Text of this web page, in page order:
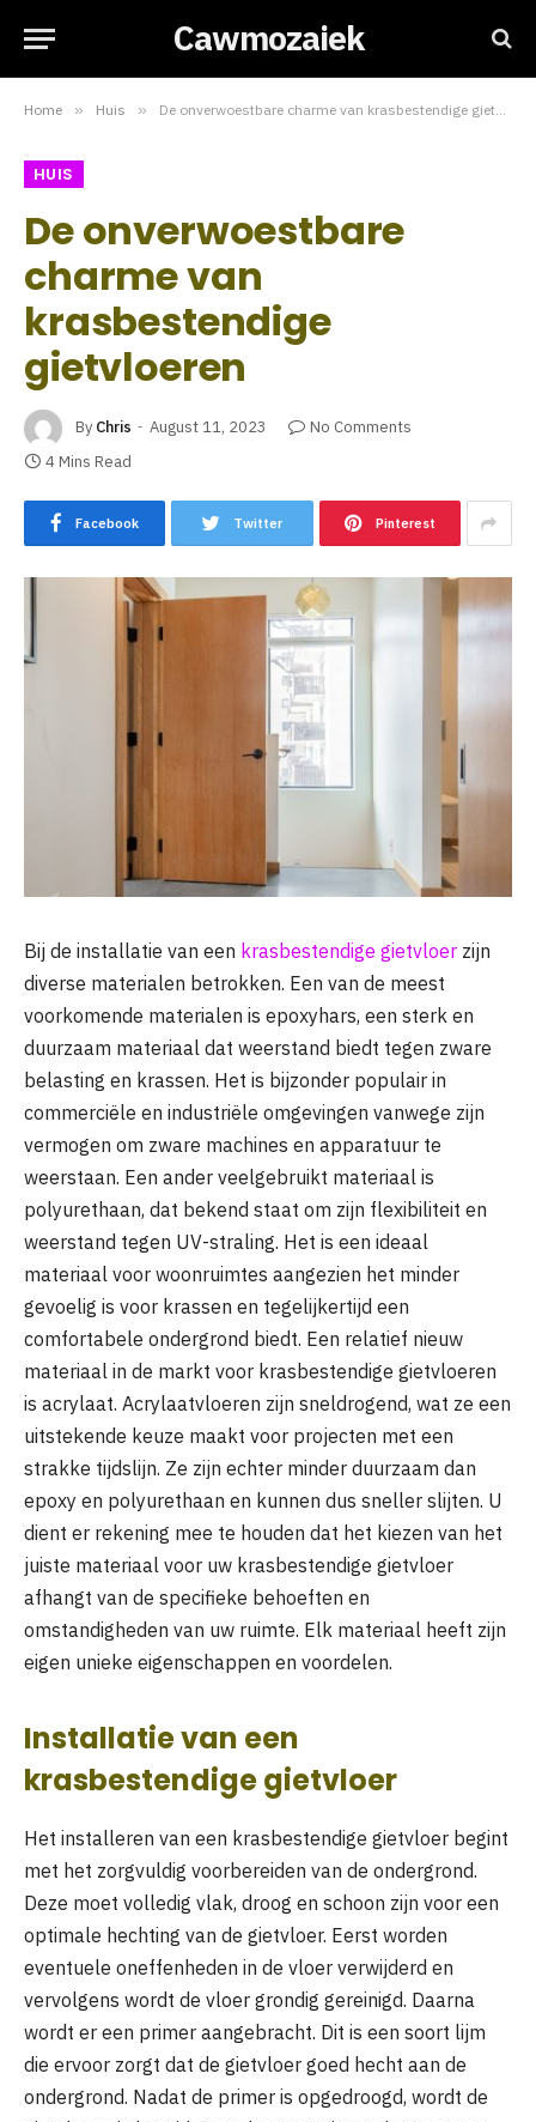
Cawmozaiek
Home » Huis » De onverwoestbare charme van krasbestendige gietvloeren
HUIS
De onverwoestbare
charme van
krasbestendige
gietvloeren
By Chris August 11, 2023
No Comments
4 Mins Read
Facebook Twitter Pinterest
Bij de installatie van een krasbestendige gietvloer zijn
diverse materialen betrokken. Een van de meest
voorkomende materialen is epoxyhars, een sterk en
duurzaam materiaal dat weerstand biedt tegen zware
belasting en krassen. Het is bijzonder populair in
commerciële en industriële omgevingen vanwege zijn
vermogen om zware machines en apparatuur te
weerstaan. Een ander veelgebruikt materiaal is
polyurethaan, dat bekend staat om zijn flexibiliteit en
weerstand tegen UV-straling. Het is een ideaal
materiaal voor woonruimtes aangezien het minder
gevoelig is voor krassen en tegelijkertijd een
comfortabele ondergrond biedt. Een relatief nieuw
materiaal in de markt voor krasbestendige gietvloeren
is acrylaat. Acrylaatvloeren zijn sneldrogend, wat ze een
uitstekende keuze maakt voor projecten met een
strakke tijdslijn. Ze zijn echter minder duurzaam dan
epoxy en polyurethaan en kunnen dus sneller slijten. U
dient er rekening mee te houden dat het kiezen van het
juiste materiaal voor uw krasbestendige gietvloer
afhangt van de specifieke behoeften en
omstandigheden van uw ruimte. Elk materiaal heeft zijn
eigen unieke eigenschappen en voordelen.
Installatie van een
krasbestendige gietvloer
Het installeren van een krasbestendige gietvloer begint
met het zorgvuldig voorbereiden van de ondergrond.
Deze moet volledig vlak, droog en schoon zijn voor een
optimale hechting van de gietvloer. Eerst worden
eventuele oneffenheden in de vloer verwijderd en
vervolgens wordt de vloer grondig gereinigd. Daarna
wordt er een primer aangebracht. Dit is een soort lijm
die ervoor zorgt dat de gietvloer goed hecht aan de
ondergrond. Nadat de primer is opgedroogd, wordt de